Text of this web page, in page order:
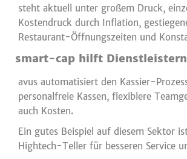
steht aktuell unter großem Druck,
Kostendruck durch Inflation,
Restaurant-Öffnungszeiten und
smart-cap hilft Dienstleistern
avus automatisiert den Kassier-
personalfreie Kassen, flexiblere
auch Kosten.
Ein gutes Beispiel auf diesem Sektor
Hightech-Teller für besseren Service